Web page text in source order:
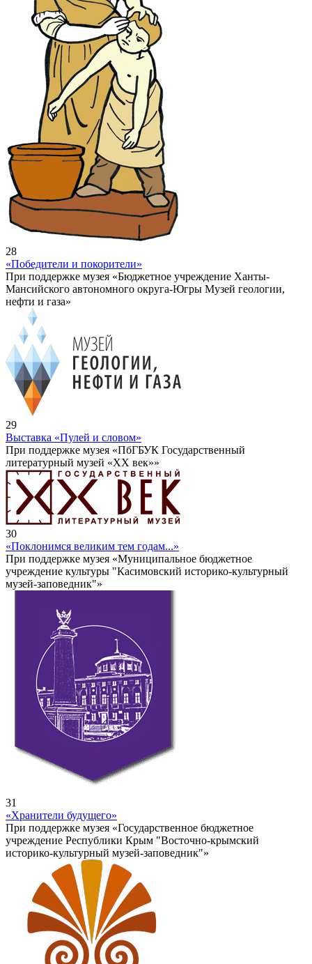
28
«Победители и покорители»
При поддержке музея «Бюджетное учреждение Ханты-
Мансийского автономного округа-Югры Музей геологии,
нефти и газа»
29
Выставка «Пулей и словом»
При поддержке музея «ПбГБУК Государственный
литературный музей «ХХ век»»
30
«Поклонимся великим тем годам...»
При поддержке музея «Муниципальное бюджетное
учреждение культуры "Касимовский историко-культурный
музей-заповедник"»
31
«Хранители будущего»
При поддержке музея «Государственное бюджетное
учреждение Республики Крым "Восточно-крымский
историко-культурный музей-заповедник"»